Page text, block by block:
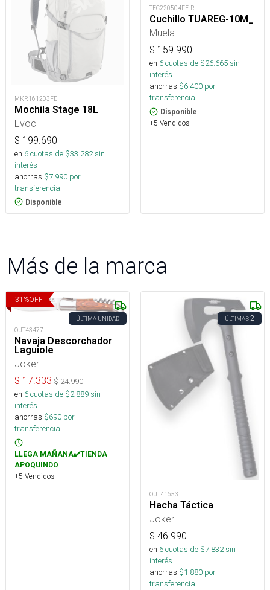
MKR161203FE
Mochila Stage 18L
Evoc
$ 199.690
en 6cuotas de $33.282sin
interés
ahorras $7.990 por
transferencia.
Disponible
TEC220504FE-R
Cuchillo TUAREG-10M_
Muela
$ 159.990
en 6cuotas de $26.665sin
interés
ahorras $6.400 por
transferencia.
Disponible
+5 Vendidos
Más de la marca
31 %OFF
ÚLTIMA UNIDAD
OUT43477
Navaja Descorchador
Laguiole
Joker
$ 17.333 $24.990
en 6cuotas de $2.889sin
interés
ahorras $690 por
transferencia.
LLEGA MAÑANA✔️TIENDA
APOQUINDO
+5 Vendidos
ÚLTIMAS2
OUT41653
Hacha Táctica
Joker
$ 46.990
en 6cuotas de $7.832sin
interés
ahorras $1.880 por
transferencia.